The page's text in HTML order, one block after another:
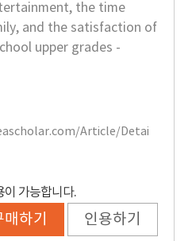
the time
and the satisfaction of
upper grades -
Article/Detai
이 가능합니다.
매하기 인용하기